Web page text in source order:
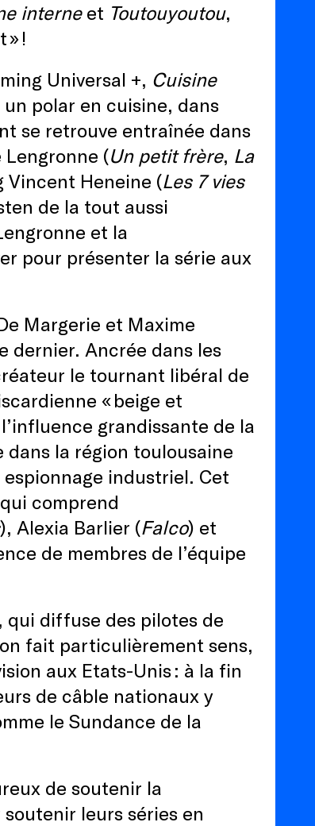
interneet Toutouyoutou,
!
Universal +, Cuisine
polar en cuisine, dans
se retrouve entraînée dans
(Un petit frère, La
Vincent Heneine (Les 7 vies
de la tout aussi
et la
pour présenter la série aux
Margerie et Maxime
dernier. Ancrée dans les
le tournant libéral de
« beige et
grandissante de la
la région toulousaine
industriel. Cet
comprend
), Alexia Barlier (Falco) et
de membres de l’équipe
qui diffuse des pilotes de
fait particulièrement sens,
aux Etats-Unis : à la fin
de câble nationaux y
le Sundance de la
de soutenir la
leurs séries en